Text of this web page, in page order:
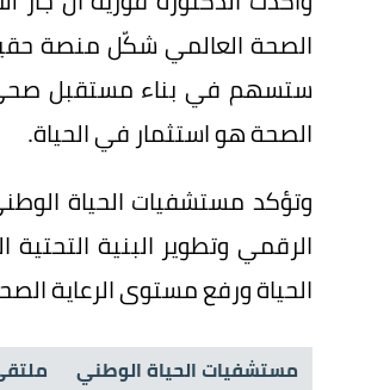
الصحة العالمي شكّل منصة
ستسهم في بناء مستقبل صحي
الصحة هو استثمار في الحياة.
وتؤكد مستشفيات الحياة
الحياة ورفع مستوى الرعاية
مستشفيات الحياة الوطني